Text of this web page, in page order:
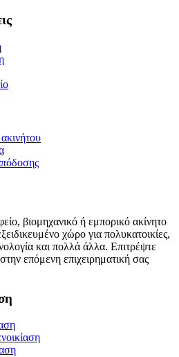
βιομηχανικό ή εμπορικό ακίνητο
χώρο για πολυκατοικίες,
και πολλά άλλα. Επιτρέψτε
επόμενη επιχειρηματική σας